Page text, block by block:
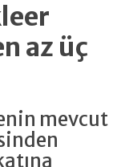
az üç
mevcut